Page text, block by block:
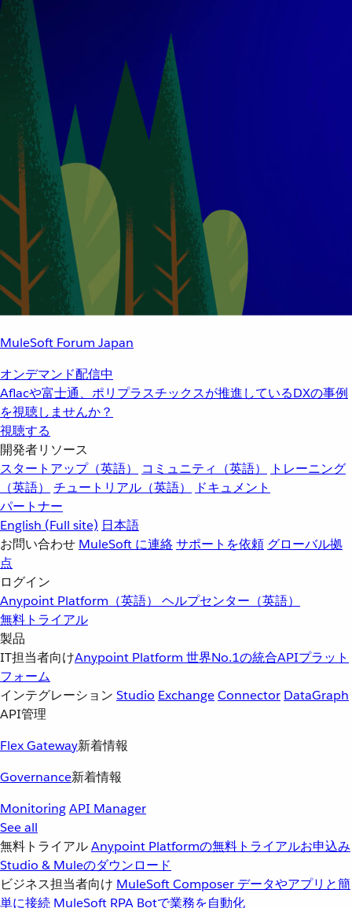
MuleSoft Forum Japan
オンデマンド配信中
Aflacや富士通、ポリプラスチックスが推進しているDXの事例
を視聴しませんか？
視聴する
開発者リソース
スタートアップ（英語）
コミュニティ（英語）
トレーニング
（英語）
チュートリアル（英語）
ドキュメント
パートナー
English (Full site) 日本語
お問い合わせ MuleSoft に連絡サポートを依頼 グローバル拠
点
ログイン
Anypoint Platform（英語） ヘルプセンター（英語）
無料トライアル
製品
IT担当者向けAnypoint Platform 世界No.1の統合APIプラット
フォーム
インテグレーション Studio ExchangeConnector DataGraph
API管理
Flex Gateway新着情報
Governance新着情報
MonitoringAPI Manager
See all
無料トライアルAnypoint Platformの無料トライアルお申込み
Studio & Muleのダウンロード
ビジネス担当者向け MuleSoft Composer データやアプリと簡
単に接続 MuleSoft RPA Botで業務を自動化